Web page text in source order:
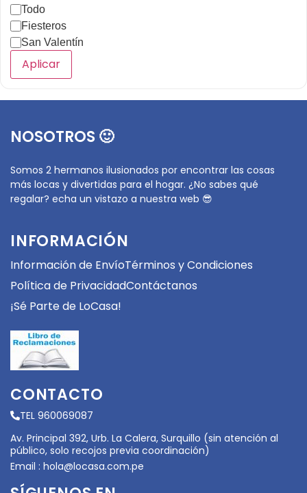
Todo
Fiesteros
San Valentín
Aplicar
NOSOTROS 🙂
Somos 2 hermanos ilusionados por encontrar las cosas
más locas y divertidas para el hogar. ¿No sabes qué
regalar? echa un vistazo a nuestra web 😎
INFORMACIÓN
Información de EnvíoTérminos y Condiciones
Política de PrivacidadContáctanos
¡Sé Parte de LoCasa!
CONTACTO
TEL 960069087
Av. Principal 392, Urb. La Calera, Surquillo (sin atención al
público, solo recojos previa coordinación)
Email : hola@locasa.com.pe